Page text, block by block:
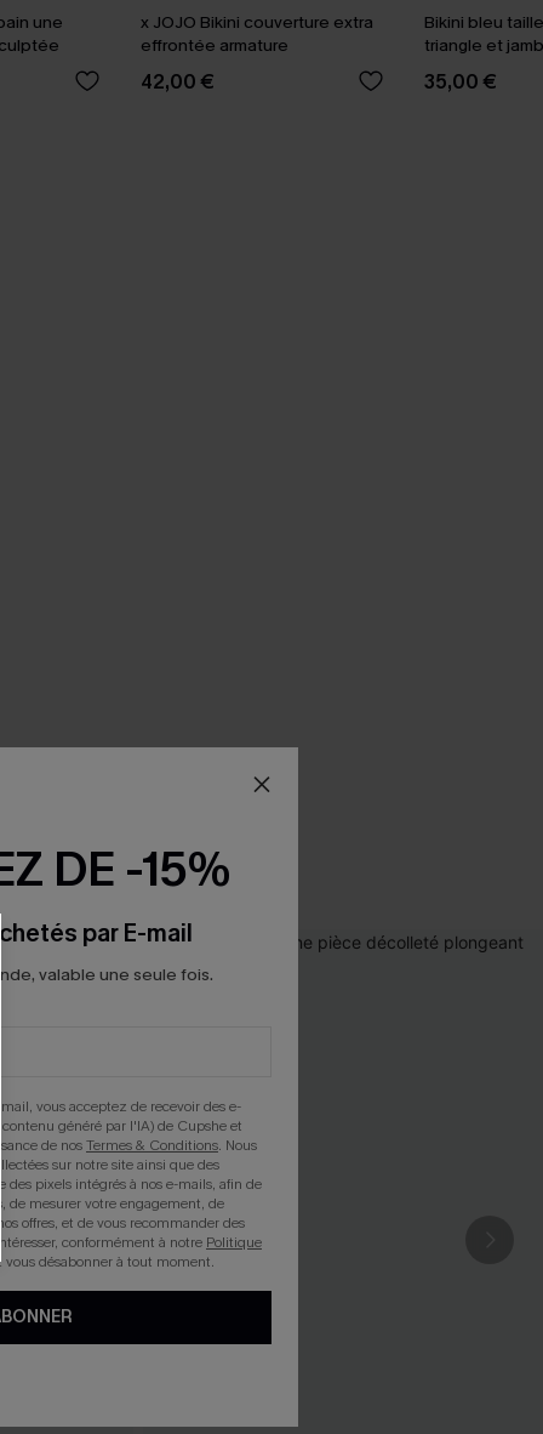
une
x JOJO Bikini couverture extra
effrontée armature
42,00 €
Bikini bleu
triangle et
35,00 €
DE -15%
par E-mail
valable une seule fois.
vous acceptez de recevoir des e-
généré par l'IA) de Cupshe et
de nosTermes & Conditions. Nous
sur notre site ainsi que des
des pixels intégrés à nos e-mails, afin de
de mesurer votre engagement, de
offres, et de vous recommander des
conformément à notre Politique
vous désabonner à tout moment.